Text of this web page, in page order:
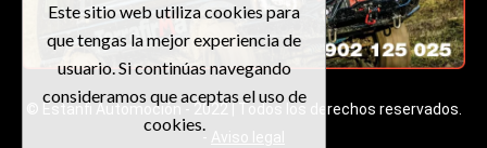
© Estanfi Automoción - 2022 | Todos los derechos reservados.
- Aviso legal
Este sitio web utiliza cookies para
que tengas la mejor experiencia de
usuario. Si continúas navegando
consideramos que aceptas el uso de
cookies.